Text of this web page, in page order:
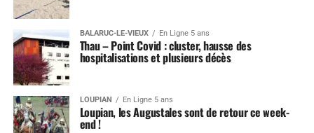
BALARUC-LE-VIEUX En Ligne 5 ans
Thau – Point Covid : cluster, hausse des
hospitalisations et plusieurs décès
LOUPIAN En Ligne 5 ans
Loupian, les Augustales sont de retour ce week-
end !